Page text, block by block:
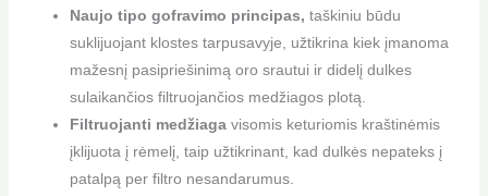
Naujo tipo gofravimo principas, taškiniu būdu
suklijuojant klostes tarpusavyje, užtikrina kiek įmanoma
mažesnį pasipriešinimą oro srautui ir didelį dulkes
sulaikančios filtruojančios medžiagos plotą.
Filtruojanti medžiagavisomis keturiomis kraštinėmis
įklijuota į rėmelį, taip užtikrinant, kad dulkės nepateks į
patalpą per filtro nesandarumus.